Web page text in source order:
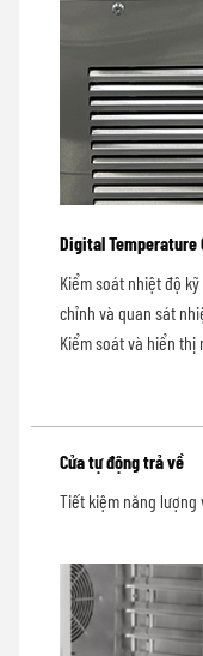
Digital Temperature
Kiểm soát nhiệt độ
chỉnh và quan sát
Kiểm soát và hiển thị
Cửa tự động trả về
Tiết kiệm năng